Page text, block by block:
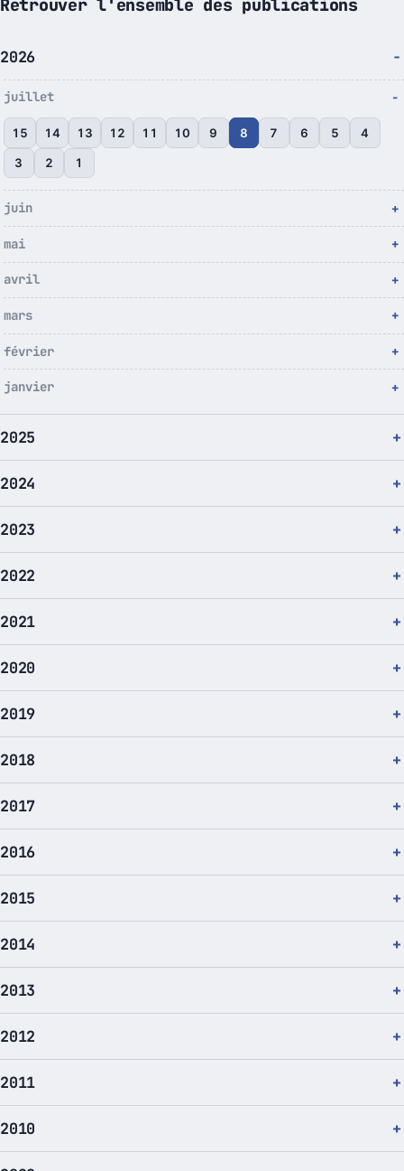
Retrouver l'ensemble des publications
2026
juillet
15 14 13 12 11 10 9 8 7 6 5 4
3 2 1
juin
mai
avril
mars
février
janvier
2025
2024
2023
2022
2021
2020
2019
2018
2017
2016
2015
2014
2013
2012
2011
2010